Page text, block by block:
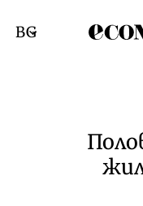
Смяна на език